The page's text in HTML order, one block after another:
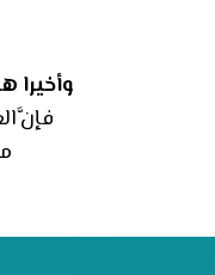
وأخيرا
فإنَّ